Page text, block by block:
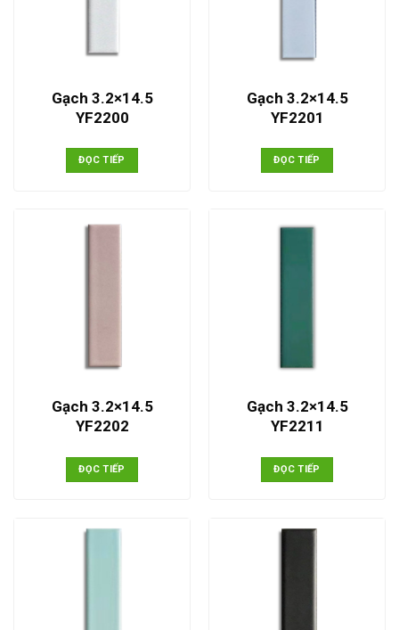
Gạch 3.2×14.5
YF2200
ĐỌC TIẾP
Gạch 3.2×14.5
YF2201
ĐỌC TIẾP
Gạch 3.2×14.5
YF2202
ĐỌC TIẾP
Gạch 3.2×14.5
YF2211
ĐỌC TIẾP